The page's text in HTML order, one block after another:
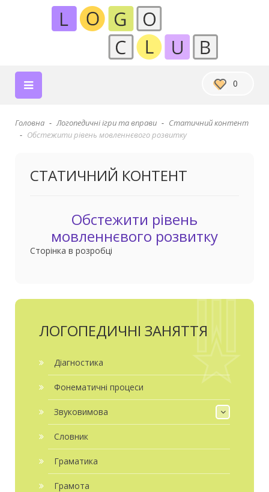
0
Головна Логопедичні ігри та вправи
Статичний контент
Обстежити рівень мовленнєвого розвитку
СТАТИЧНИЙ КОНТЕНТ
Обстежити рівень
мовленнєвого розвитку
Сторінка в розробці
ЛОГОПЕДИЧНІ ЗАНЯТТЯ
Діагностика
Фонематичні процеси
Звуковимова
Словник
Граматика
Грамота